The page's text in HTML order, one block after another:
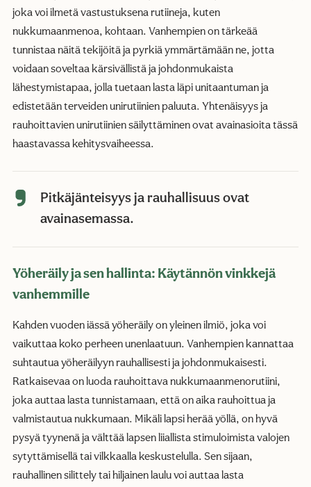
joka voi ilmetä vastustuksena rutiineja, kuten
nukkumaanmenoa, kohtaan. Vanhempien on tärkeää
tunnistaa näitä tekijöitä ja pyrkiä ymmärtämään ne, jotta
voidaan soveltaa kärsivällistä ja johdonmukaista
lähestymistapaa, jolla tuetaan lasta läpi unitaantuman ja
edistetään terveiden unirutiinien paluuta. Yhtenäisyys ja
rauhoittavien unirutiinien säilyttäminen ovat avainasioita tässä
haastavassa kehitysvaiheessa.
Pitkäjänteisyys ja rauhallisuus ovat
avainasemassa.
Yöheräily ja sen hallinta: Käytännön vinkkejä
vanhemmille
Kahden vuoden iässä yöheräily on yleinen ilmiö, joka voi
vaikuttaa koko perheen unenlaatuun. Vanhempien kannattaa
suhtautua yöheräilyyn rauhallisesti ja johdonmukaisesti.
Ratkaisevaa on luoda rauhoittava nukkumaanmenorutiini,
joka auttaa lasta tunnistamaan, että on aika rauhoittua ja
valmistautua nukkumaan. Mikäli lapsi herää yöllä, on hyvä
pysyä tyynenä ja välttää lapsen liiallista stimuloimista valojen
sytyttämisellä tai vilkkaalla keskustelulla. Sen sijaan,
rauhallinen silittely tai hiljainen laulu voi auttaa lasta